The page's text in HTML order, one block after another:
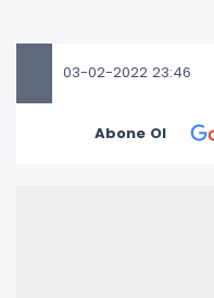
03-02-2022 23:46
Abone Ol